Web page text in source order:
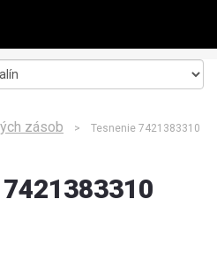
zásob > Tesnenie 7421383310